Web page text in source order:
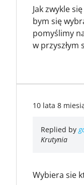
Jak zwykle
bym się
pomyślimy
w przyszłym
10 lata 8
Replied by
Krutynia
Wybiera sie